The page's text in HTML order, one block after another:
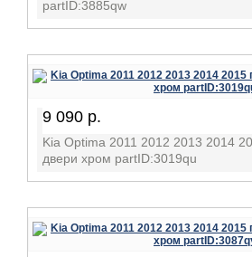
partID:3885qw
9 090 р.
Kia Optima 2011 2012 2013 2014
двери хром partID:3019qu